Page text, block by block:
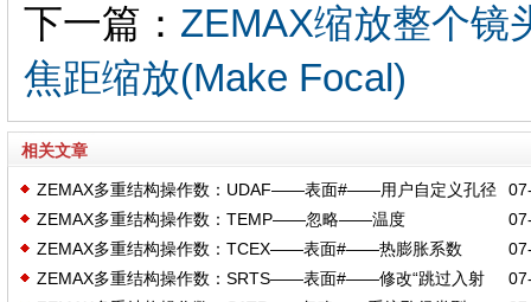
下一篇： ZEMAX缩放整个镜
焦距缩放(Make Focal)
相关文章
ZEMAX多重结构操作数：UDAF——表面#——用户自定义孔径
文件
ZEMAX多重结构操作数：TEMP——忽略——温度
ZEMAX多重结构操作数：TCEX——表面#——热膨胀系数
ZEMAX多重结构操作数：SRTS——表面#——修改“跳过入射